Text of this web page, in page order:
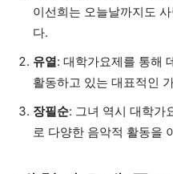
이선희는 오늘날까지도
다.
유열: 대학가요제를 통해
활동하고 있는 대표적인
장필순: 그녀 역시 대학가
로 다양한 음악적 활동을